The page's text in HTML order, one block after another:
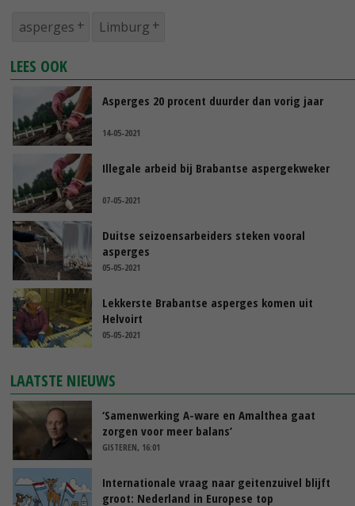
asperges Limburg
LEES OOK
Asperges 20 procent duurder dan vorig jaar
14-05-2021
Illegale arbeid bij Brabantse aspergekweker
07-05-2021
Duitse seizoensarbeiders steken vooral
asperges
05-05-2021
Lekkerste Brabantse asperges komen uit
Helvoirt
05-05-2021
LAATSTE NIEUWS
‘Samenwerking A-ware en Amalthea gaat
zorgen voor meer balans’
GISTEREN, 16:01
Internationale vraag naar geitenzuivel blijft
groot: Nederland in Europese top